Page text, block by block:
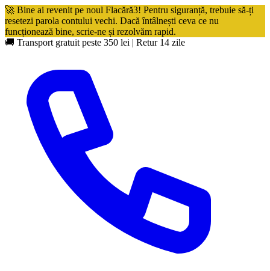
🚀 Bine ai revenit pe noul Flacără3! Pentru siguranță, trebuie să-ți
resetezi parola contului vechi. Dacă întâlnești ceva ce nu
funcționează bine, scrie-ne și rezolvăm rapid.
🚚 Transport gratuit peste 350 lei | Retur 14 zile